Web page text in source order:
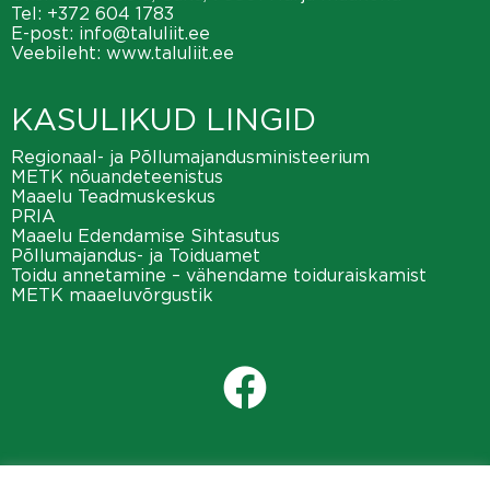
Tel: +372 604 1783
E-post: info@taluliit.ee
Veebileht: www.taluliit.ee
KASULIKUD LINGID
Regionaal- ja Põllumajandusministeerium
METK nõuandeteenistus
Maaelu Teadmuskeskus
PRIA
Maaelu Edendamise Sihtasutus
Põllumajandus- ja Toiduamet
Toidu annetamine – vähendame toiduraiskamist
METK maaeluvõrgustik